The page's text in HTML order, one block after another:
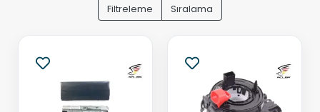
Filtreleme Sıralama